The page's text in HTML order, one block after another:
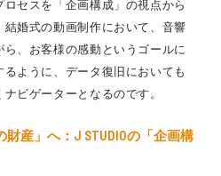
セスを「企画構成」の視点から
婚式の動画制作において、音響
、お客様の感動というゴールに
ように、データ復旧においても
ビゲーターとなるのです。
産」へ：J STUDIOの「企画構